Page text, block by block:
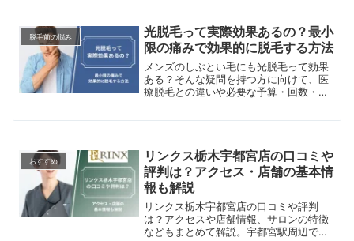
脱毛前の悩み
光脱毛って実際効果あるの？最小
限の痛みで効果的に脱毛する方法
メンズのしぶとい毛にも光脱毛って効果
ある？そんな疑問を持つ方に向けて、医
療脱毛との違いや必要な予算・回数・期
おすすめ
リンクス栃木宇都宮店の口コミや
評判は？アクセス・店舗の基本情
報も解説
リンクス栃木宇都宮店の口コミや評判
は？アクセスや店舗情報、サロンの特徴
などもまとめて解説。宇都宮駅周辺でメ